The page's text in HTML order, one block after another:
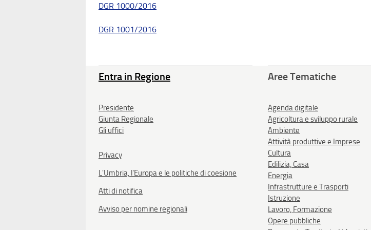
DGR 1000/2016
DGR 1001/2016
Entra in Regione
Presidente
Giunta Regionale
Gli uffici
Privacy
L'Umbria, l'Europa e le politiche di coesione
Atti di notifica
Avviso per nomine regionali
Aree Tematiche
Agenda digitale
Agricoltura e sviluppo rurale
Ambiente
Attività produttive e Imprese
Cultura
Edilizia, Casa
Energia
Infrastrutture e Trasporti
Istruzione
Lavoro, Formazione
Opere pubbliche